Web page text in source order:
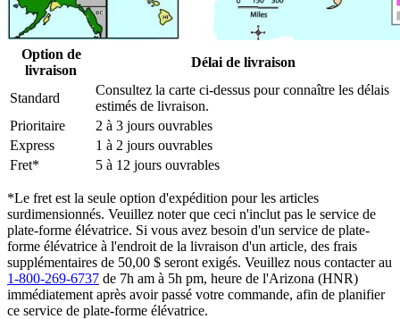
Option de
livraison
Délai de livraison
Standard
Consultez la carte ci-dessus pour connaître les délais
estimés de livraison.
Prioritaire
2 à 3 jours ouvrables
Express
1 à 2 jours ouvrables
Fret*
5 à 12 jours ouvrables
*Le fret est la seule option d'expédition pour les articles
surdimensionnés. Veuillez noter que ceci n'inclut pas le service de
plate-forme élévatrice. Si vous avez besoin d'un service de plate-
forme élévatrice à l'endroit de la livraison d'un article, des frais
supplémentaires de 50,00 $ seront exigés. Veuillez nous contacter au
1-800-269-6737 de 7h am à 5h pm, heure de l'Arizona (HNR)
immédiatement après avoir passé votre commande, afin de planifier
ce service de plate-forme élévatrice.